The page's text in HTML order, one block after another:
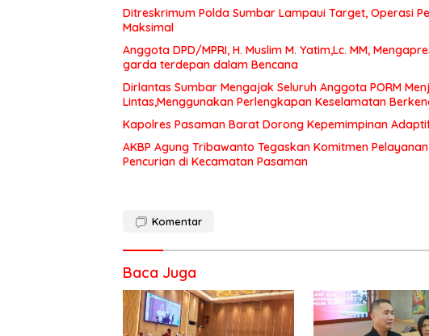
Ditreskrimum Polda Sumbar Lampaui Target, Operasi
Maksimal
Anggota DPD/MPRI, H. Muslim M. Yatim,Lc. MM,
garda terdepan dalam Bencana
Dirlantas Sumbar Mengajak Seluruh Anggota PORM
Lintas,Menggunakan Perlengkapan Keselamatan
Kapolres Pasaman Barat Dorong Kepemimpinan
AKBP Agung Tribawanto Tegaskan Komitmen
Pencurian di Kecamatan Pasaman
Komentar
Baca Juga